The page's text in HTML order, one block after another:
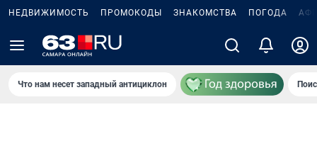
НЕДВИЖИМОСТЬ ПРОМОКОДЫ ЗНАКОМСТВА ПОГОДА
Что нам несет западный антициклон